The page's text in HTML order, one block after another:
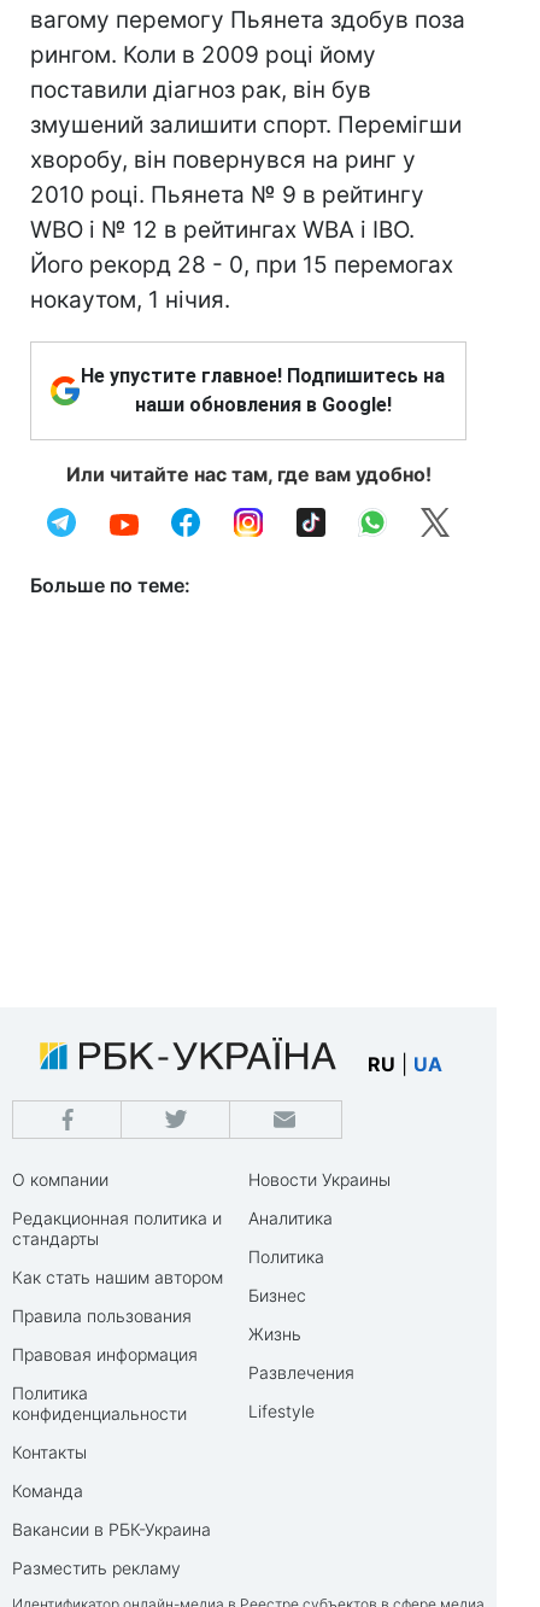
вагому перемогу Пьянета здобув поза
рингом. Коли в 2009 році йому
поставили діагноз рак, він був
змушений залишити спорт. Перемігши
хворобу, він повернувся на ринг у
2010 році. Пьянета № 9 в рейтингу
WBO і № 12 в рейтингах WBA і IBO.
Його рекорд 28 - 0, при 15 перемогах
нокаутом, 1 нічия.
Не упустите главное! Подпишитесь на
наши обновления в Google!
Или читайте нас там, где вам удобно!
Больше по теме:
RU UA
О компании
Редакционная политика и
стандарты
Как стать нашим автором
Правила пользования
Правовая информация
Политика
конфиденциальности
Контакты
Команда
Вакансии в РБК-Украина
Разместить рекламу
Новости Украины
Аналитика
Политика
Бизнес
Жизнь
Развлечения
Lifestyle